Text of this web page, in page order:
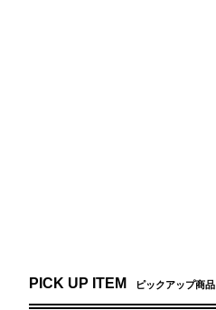
PICK UP ITEM ピックアップ商品